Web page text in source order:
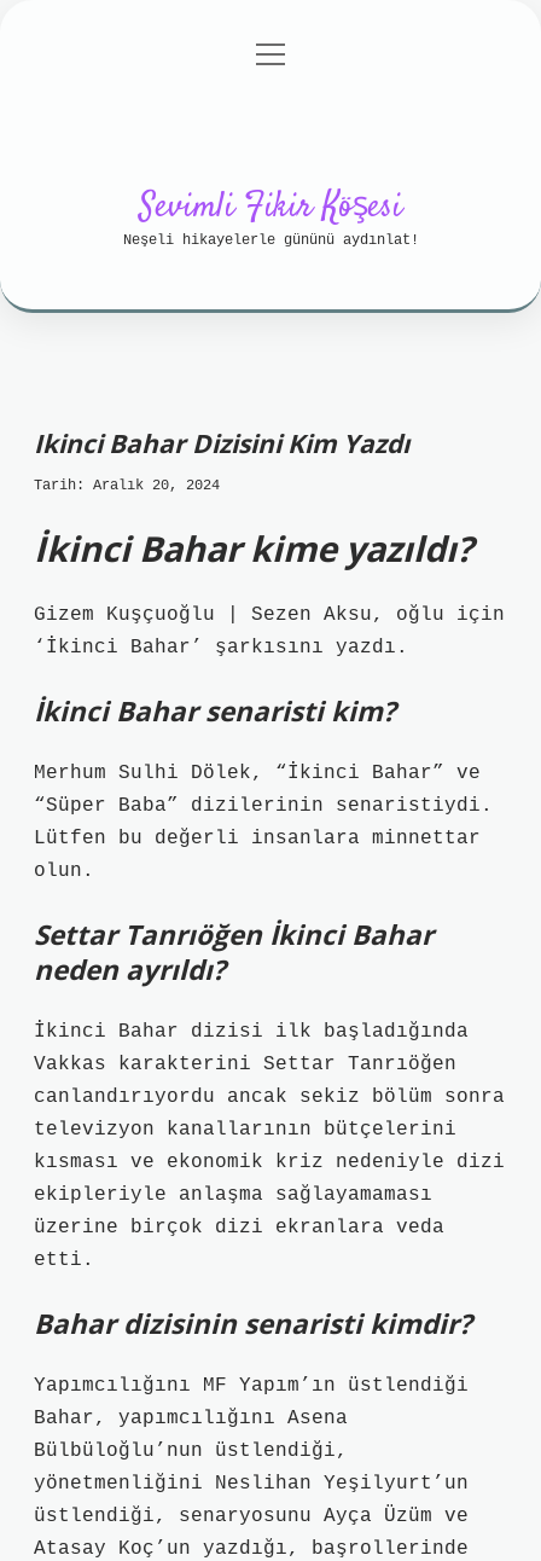
Gizlilik Politikası
menüyü
Sevimli Fikir Köşesi
Neşeli hikayelerle gününü aydınlat!
Ikinci Bahar Dizisini Kim Yazdı
Tarih: Aralık 20, 2024
İkinci Bahar kime yazıldı?
Gizem Kuşçuoğlu | Sezen Aksu, oğlu için
‘İkinci Bahar’ şarkısını yazdı.
İkinci Bahar senaristi kim?
Merhum Sulhi Dölek, “İkinci Bahar” ve
“Süper Baba” dizilerinin senaristiydi.
Lütfen bu değerli insanlara minnettar
olun.
Settar Tanrıöğen İkinci Bahar
neden ayrıldı?
İkinci Bahar dizisi ilk başladığında
Vakkas karakterini Settar Tanrıöğen
canlandırıyordu ancak sekiz bölüm sonra
televizyon kanallarının bütçelerini
kısması ve ekonomik kriz nedeniyle dizi
ekipleriyle anlaşma sağlayamaması
üzerine birçok dizi ekranlara veda
etti.
Bahar dizisinin senaristi kimdir?
Yapımcılığını MF Yapım’ın üstlendiği
Bahar, yapımcılığını Asena
Bülbüloğlu’nun üstlendiği,
yönetmenliğini Neslihan Yeşilyurt’un
üstlendiği, senaryosunu Ayça Üzüm ve
Atasay Koç’un yazdığı, başrollerinde